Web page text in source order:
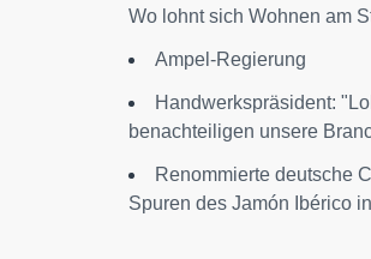
Wo lohnt sich Wohnen am
Ampel-Regierung
Handwerkspräsident:
benachteiligen unsere
Renommierte deutsche
Spuren des Jamón Ibérico